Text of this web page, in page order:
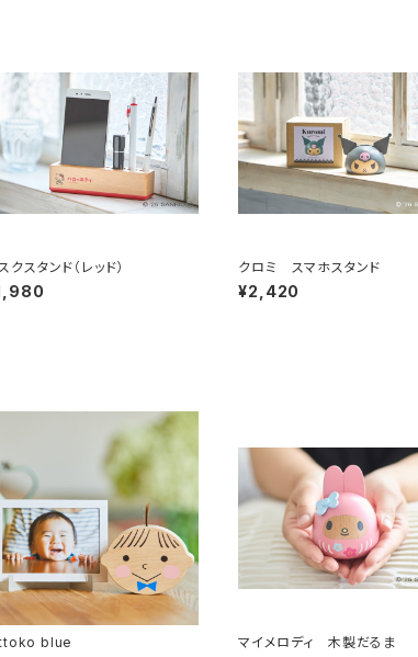
クスタンド（レッド） クロミ スマホスタンド
¥2,420
blue マイメロディ 木製だるま